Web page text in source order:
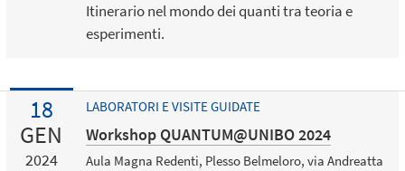
Itinerario nel mondo dei quanti tra teoria e
esperimenti.
18
GEN
2024
LABORATORI E VISITE GUIDATE
Workshop QUANTUM@UNIBO 2024
Aula Magna Redenti, Plesso Belmeloro, via Andreatta